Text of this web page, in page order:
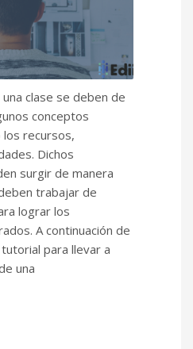
una clase se deben de
conceptos
recursos,
Dichos
surgir de manera
trabajar de
lograr los
A continuación de
para llevar a
una